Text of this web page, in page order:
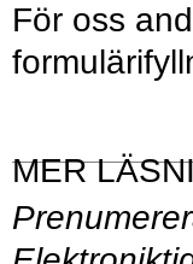
För oss